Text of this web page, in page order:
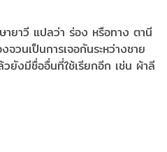
ายาวี แปลว่า ร่อง หรือทาง ตานี
วนเป็นการเจอกันระหว่างชาย
ยังมีชื่ออื่นที่ใช้เรียกอีก เช่น ผ้าลี